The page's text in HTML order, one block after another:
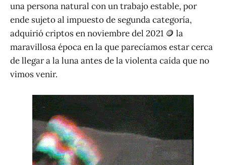
una persona natural con un trabajo estable, por
ende sujeto al impuesto de segunda categoría,
adquirió criptos en noviembre del 2021 🪙 la
maravillosa época en la que parecíamos estar cerca
de llegar a la luna antes de la violenta caída que no
vimos venir.